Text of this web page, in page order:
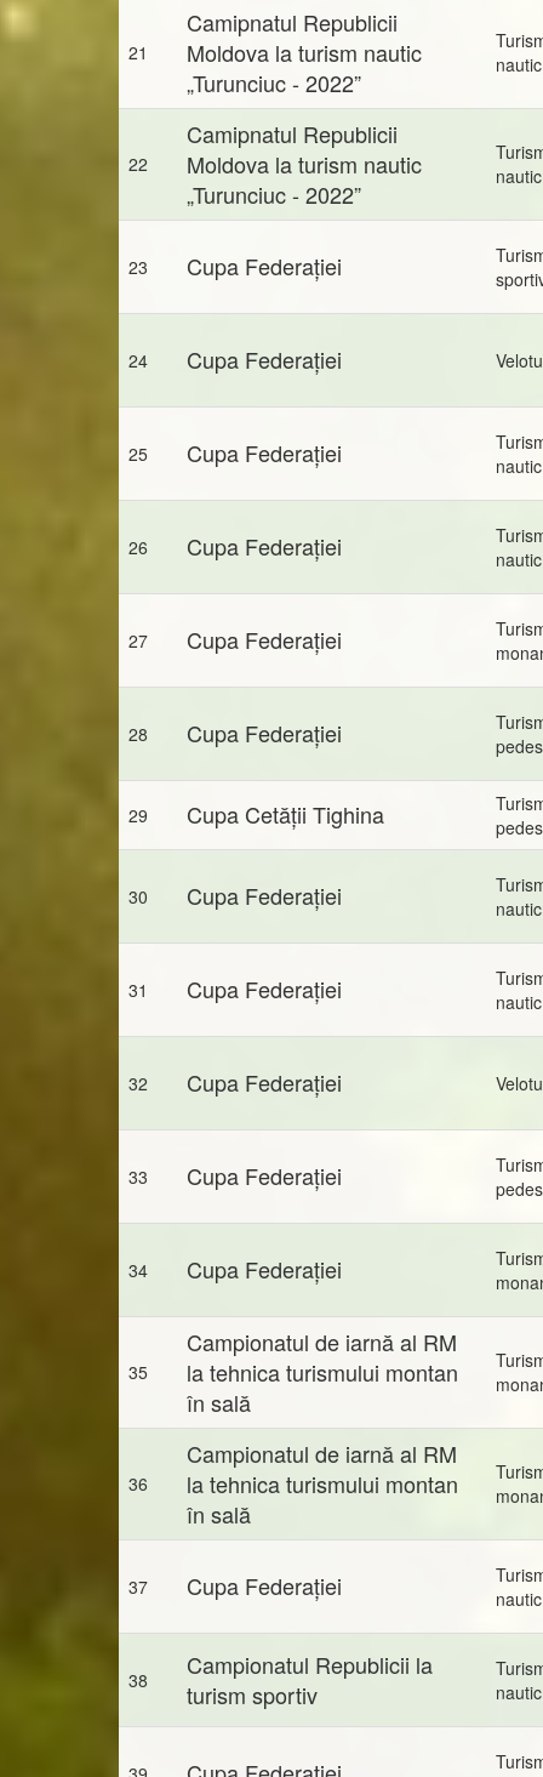
21
Camipnatul Republicii
Moldova la turism nautic
„Turunciuc - 2022”
nautic
22
Camipnatul Republicii
Moldova la turism nautic
„Turunciuc - 2022”
nautic
23 Cupa Federației
24 Cupa Federației
25 Cupa Federației
nautic
26 Cupa Federației
nautic
27 Cupa Federației
28 Cupa Federației
29 Cupa Cetății Tighina
30 Cupa Federației
nautic
31 Cupa Federației
nautic
32 Cupa Federației
33 Cupa Federației
34 Cupa Federației
35
Campionatul de iarnă al RM
la tehnica turismului montan
în sală
36
Campionatul de iarnă al RM
la tehnica turismului montan
în sală
37 Cupa Federației
nautic
38
Campionatul Republicii la
turism sportiv
nautic